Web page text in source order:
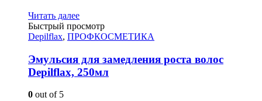
Читать далее
Быстрый просмотр
Depilflax, ПРОФКОСМЕТИКА
Эмульсия для замедления роста волос
Depilflax, 250мл
0 out of 5